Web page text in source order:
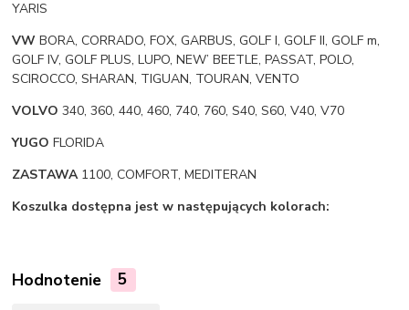
YARIS
VW BORA, CORRADO, FOX, GARBUS, GOLF I, GOLF II, GOLF m,
GOLF IV, GOLF PLUS, LUPO, NEW’ BEETLE, PASSAT, POLO,
SCIROCCO, SHARAN, TIGUAN, TOURAN, VENTO
VOLVO 340, 360, 440, 460, 740, 760, S40, S60, V40, V70
YUGO FLORIDA
ZASTAWA 1100, COMFORT, MEDITERAN
Koszulka dostępna jest w następujących kolorach:
Hodnotenie 5